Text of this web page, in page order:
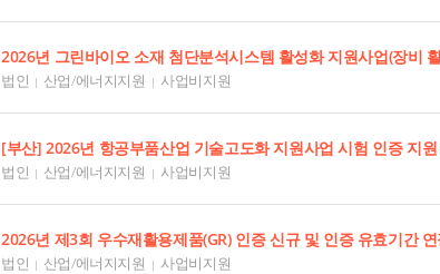
법인 산업/에너지지원 사업비지원
법인 산업/에너지지원 사업비지원
법인 산업/에너지지원 사업비지원